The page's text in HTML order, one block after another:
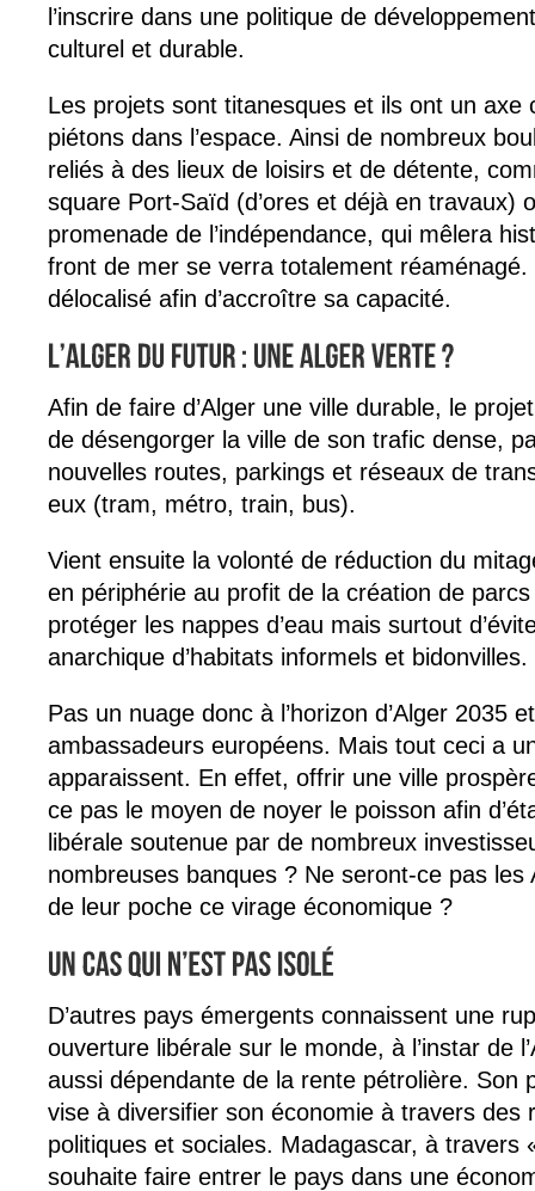
l’inscrire dans une politique de
culturel et durable.
Les projets sont titanesques et ils ont un axe
piétons dans l’espace. Ainsi de nombreux
reliés à des lieux de loisirs et de détente,
square Port-Saïd (d’ores et déjà en travaux)
promenade de l’indépendance, qui mêlera
front de mer se verra totalement
délocalisé afin d’accroître sa capacité.
Afin de faire d’Alger une ville durable, le
de désengorger la ville de son trafic dense,
nouvelles routes, parkings et réseaux de
eux (tram, métro, train, bus).
Vient ensuite la volonté de réduction du
en périphérie au profit de la création de
protéger les nappes d’eau mais surtout
anarchique d’habitats informels et bidonvilles.
Pas un nuage donc à l’horizon d’Alger 2035
ambassadeurs européens. Mais tout ceci a
apparaissent. En effet, offrir une ville
ce pas le moyen de noyer le poisson afin
libérale soutenue par de nombreux
nombreuses banques ? Ne seront-ce pas les
de leur poche ce virage économique ?
D’autres pays émergents connaissent une
ouverture libérale sur le monde, à l’instar de
aussi dépendante de la rente pétrolière. Son
vise à diversifier son économie à travers des
politiques et sociales. Madagascar, à travers
souhaite faire entrer le pays dans une